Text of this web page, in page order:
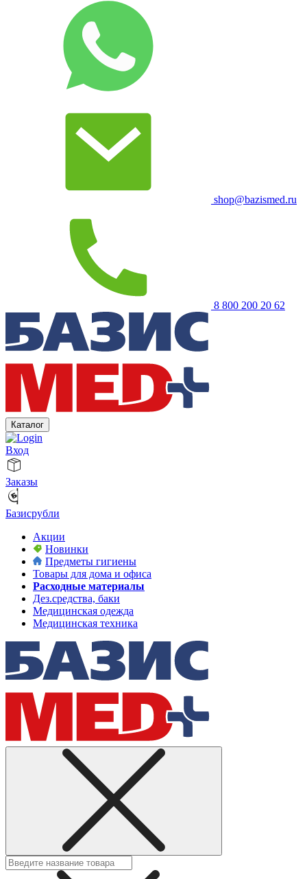
shop@bazismed.ru
8 800 200 20 62
Каталог
Вход
Заказы
Базисрубли
Акции
Новинки
Предметы гигиены
Товары для дома и офиса
Расходные материалы
Дез.средства, баки
Медицинская одежда
Медицинская техника